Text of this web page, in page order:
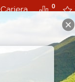
Cariera 0